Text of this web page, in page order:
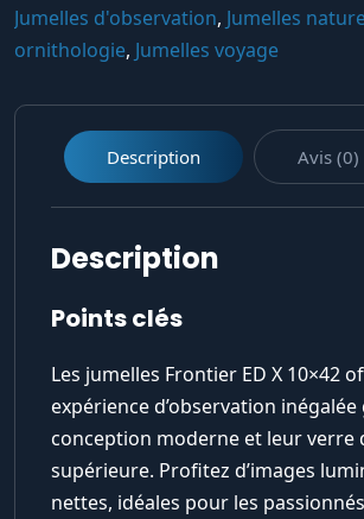
Jumelles d'observation, Jumelles
ornithologie, Jumelles voyage
Description Avis (0)
Description
Points clés
Les jumelles Frontier ED X 10×42
expérience d’observation
conception moderne et leur verre
supérieure. Profitez d’images
nettes, idéales pour les